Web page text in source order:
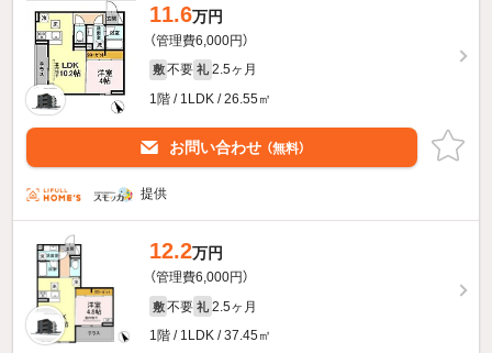
11.6万円
（管理費6,000円）
敷 不要 礼 2.5ヶ月
1階 / 1LDK / 26.55㎡
お問い合わせ （無料）
提供
12.2万円
（管理費6,000円）
敷 不要 礼 2.5ヶ月
1階 / 1LDK / 37.45㎡